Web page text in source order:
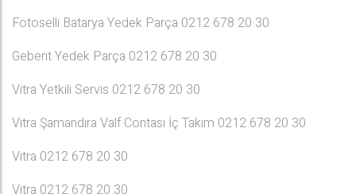
Fotoselli Batarya Yedek Parça 0212 678 20 30
Geberıt Yedek Parça 0212 678 20 30
Vitra Yetkili Servis 0212 678 20 30
Vitra Şamandıra Valf Contası İç Takım 0212 678 20 30
Vitra 0212 678 20 30
Vitra 0212 678 20 30